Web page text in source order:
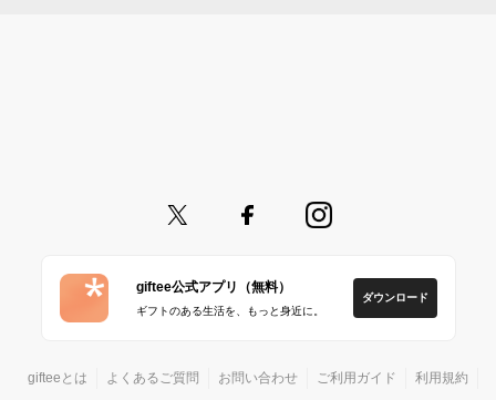
giftee公式アプリ（無料）
ギフトのある生活を、もっと身近に。
ダウンロード
gifteeとは よくあるご質問 お問い合わせ ご利用ガイド 利用規約